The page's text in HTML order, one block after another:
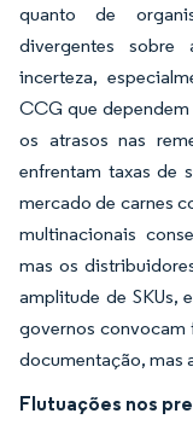
quanto de
divergentes sobre
incerteza,
CCG que
os atrasos nas
enfrentam taxas de
mercado de carnes
multinacionais
mas os
amplitude de SKUs,
governos convocam
documentação, mas
Flutuações nos